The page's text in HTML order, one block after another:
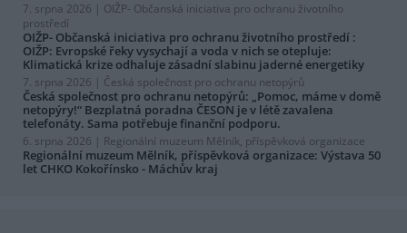
7. srpna 2026 | OIŽP- Občanská iniciativa pro ochranu životního
prostředí
OIŽP- Občanská iniciativa pro ochranu životního prostředí :
OIŽP: Evropské řeky vysychají a voda v nich se otepluje:
Klimatická krize odhaluje zásadní slabinu jaderné energetiky
7. srpna 2026 | Česká společnost pro ochranu netopýrů
Česká společnost pro ochranu netopýrů: „Pomoc, máme v domě
netopýry!“ Bezplatná poradna ČESON je v létě zavalena
telefonáty. Sama potřebuje finanční podporu.
6. srpna 2026 | Regionální muzeum Mělník, příspěvková organizace
Regionální muzeum Mělník, příspěvková organizace: Výstava 50
let CHKO Kokořínsko - Máchův kraj